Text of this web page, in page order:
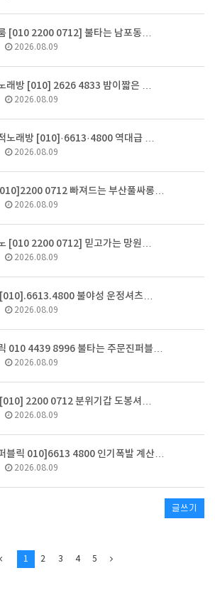
[010 2200 0712] 불타는 남포동…
2026.08.09
래방 [010] 2626 4833 밤이짧은 …
2026.08.09
노래방 [010]·6613·4800 역대급 …
2026.08.09
0712 빠져드는 부산풀싸롱…
2026.08.09
[010 2200 0712] 믿고가는 망원…
2026.08.09
불야성 운정셔츠…
2026.08.09
010 4439 8996 불타는 주문진퍼블…
2026.08.09
2200 0712 분위기갑 도봉셔…
2026.08.09
블릭 010]6613 4800 인기폭발 계산…
2026.08.09
글쓰기
1 2 3 4 5